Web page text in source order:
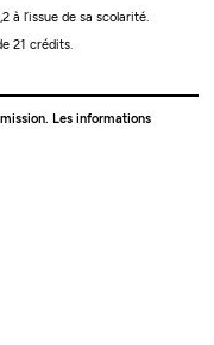
à l’issue de sa scolarité.
21 crédits.
Les informations